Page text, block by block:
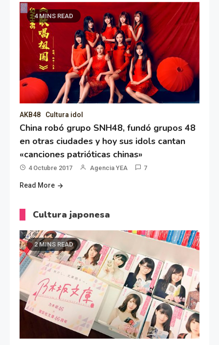
4 MINS READ
AKB48 Cultura idol
China robó grupo SNH48, fundó grupos 48
en otras ciudades y hoy sus idols cantan
«canciones patrióticas chinas»
4 Octubre 2017 Agencia YEA 7
Read More
Cultura japonesa
2 MINS READ